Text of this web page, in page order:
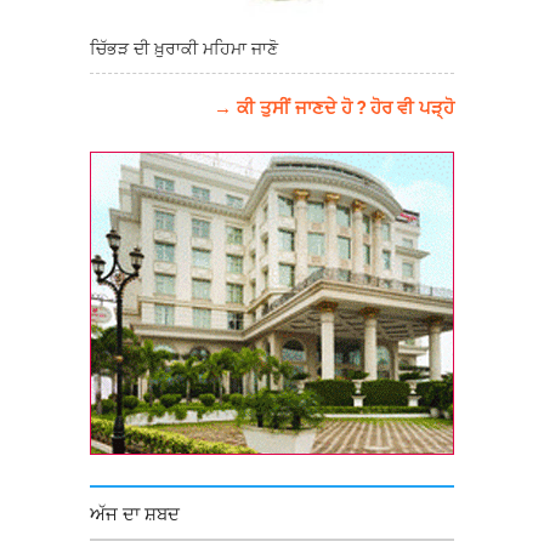
ਚਿੱਭੜ ਦੀ ਖ਼ੁਰਾਕੀ ਮਹਿਮਾ ਜਾਣੋ
→ ਕੀ ਤੁਸੀਂ ਜਾਣਦੇ ਹੋ ? ਹੋਰ ਵੀ ਪੜ੍ਹੋ
ਅੱਜ ਦਾ ਸ਼ਬਦ